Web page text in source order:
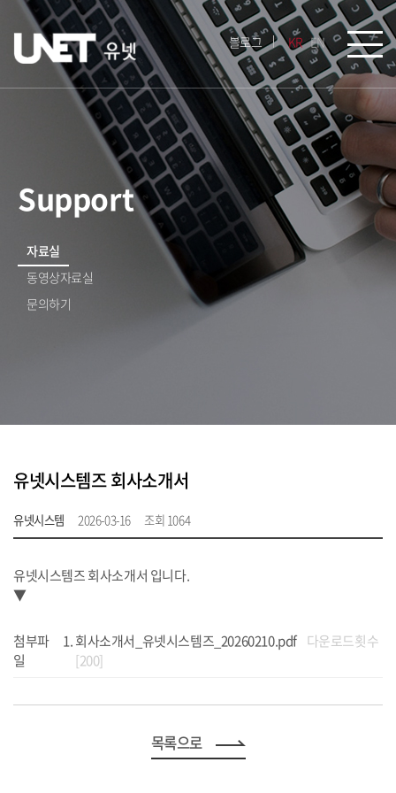
블로그 KR EN
Support
자료실
동영상자료실
문의하기
유넷시스템즈 회사소개서
유넷시스템 2026-03-16 조회 1064
유넷시스템즈 회사소개서 입니다.
▼
첨부파
일
회사소개서_유넷시스템즈_20260210.pdf 다운로드횟수
[200]
목록으로